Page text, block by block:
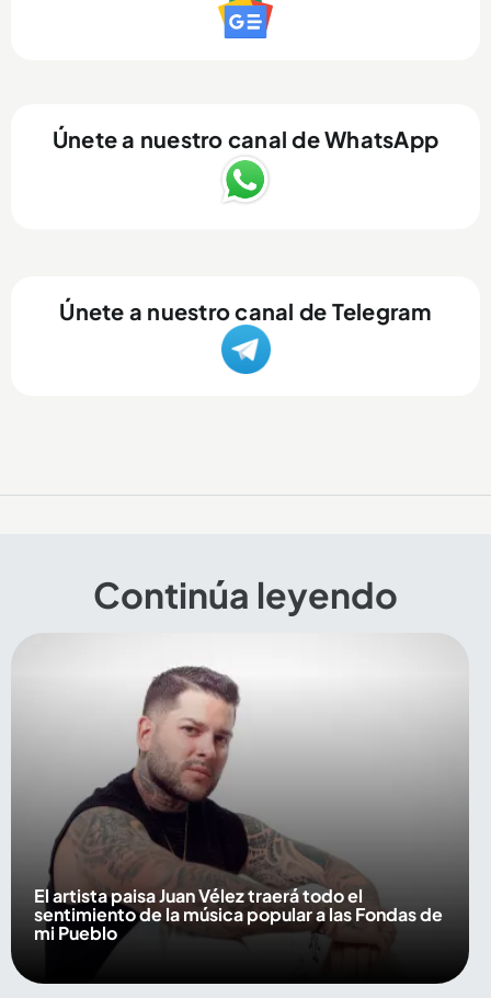
Únete a nuestro canal de WhatsApp
Únete a nuestro canal de Telegram
Continúa leyendo
El artista paisa Juan Vélez traerá todo el
sentimiento de la música popular a las Fondas de
mi Pueblo